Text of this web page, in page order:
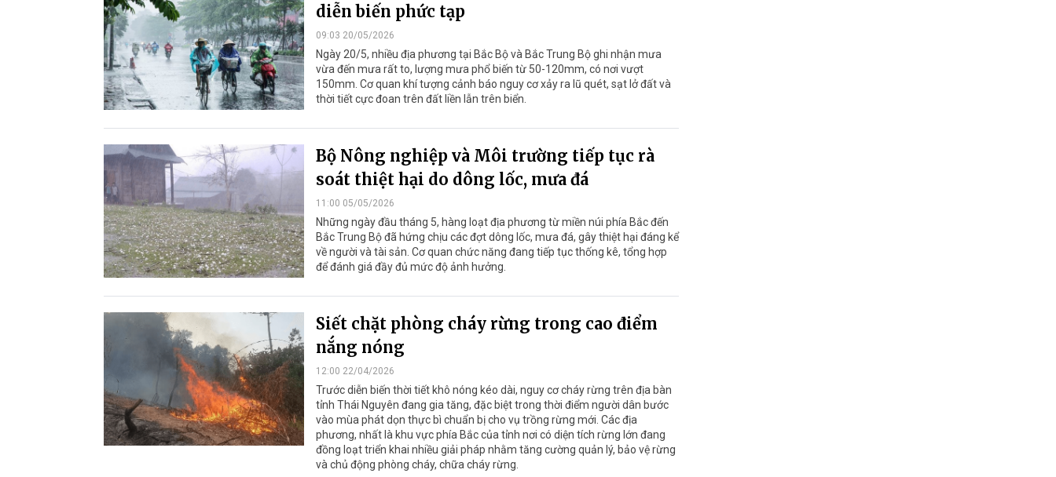
diễn biến phức tạp
09:03 20/05/2026
Ngày 20/5, nhiều địa phương tại Bắc Bộ và Bắc Trung Bộ ghi nhận mưa
vừa đến mưa rất to, lượng mưa phổ biến từ 50-120mm, có nơi vượt
150mm. Cơ quan khí tượng cảnh báo nguy cơ xảy ra lũ quét, sạt lở đất và
thời tiết cực đoan trên đất liền lẫn trên biển.
Bộ Nông nghiệp và Môi trường tiếp tục rà
soát thiệt hại do dông lốc, mưa đá
11:00 05/05/2026
Những ngày đầu tháng 5, hàng loạt địa phương từ miền núi phía Bắc đến
Bắc Trung Bộ đã hứng chịu các đợt dông lốc, mưa đá, gây thiệt hại đáng kể
về người và tài sản. Cơ quan chức năng đang tiếp tục thống kê, tổng hợp
để đánh giá đầy đủ mức độ ảnh hưởng.
Siết chặt phòng cháy rừng trong cao điểm
nắng nóng
12:00 22/04/2026
Trước diễn biến thời tiết khô nóng kéo dài, nguy cơ cháy rừng trên địa bàn
tỉnh Thái Nguyên đang gia tăng, đặc biệt trong thời điểm người dân bước
vào mùa phát dọn thực bì chuẩn bị cho vụ trồng rừng mới. Các địa
phương, nhất là khu vực phía Bắc của tỉnh nơi có diện tích rừng lớn đang
đồng loạt triển khai nhiều giải pháp nhằm tăng cường quản lý, bảo vệ rừng
và chủ động phòng cháy, chữa cháy rừng.